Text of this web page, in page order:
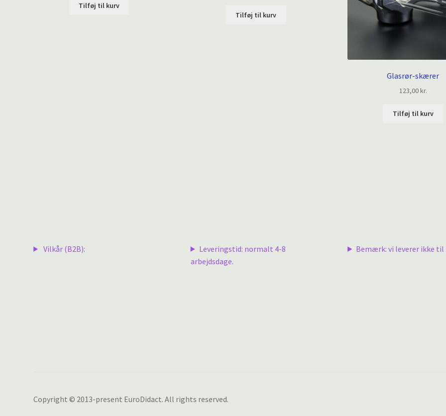
Tilføj til kurv
Tilføj til kurv
Glasrør-skærer
123,00kr.
Tilføj til kurv
Vilkår (B2B):
Leveringstid: normalt 4-8
arbejdsdage.
Bemærk: vi leverer ikke til
Copyright © 2013-present EuroDidact. All rights reserved.